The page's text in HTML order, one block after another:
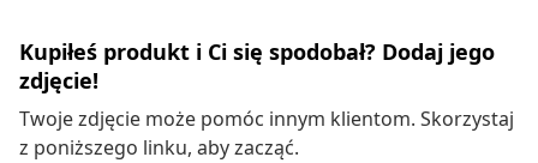
Kupiłeś produkt i Ci się spodobał? Dodaj jego
zdjęcie!
Twoje zdjęcie może pomóc innym klientom. Skorzystaj
z poniższego linku, aby zacząć.